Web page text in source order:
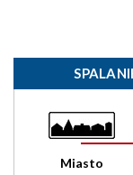
Miasto